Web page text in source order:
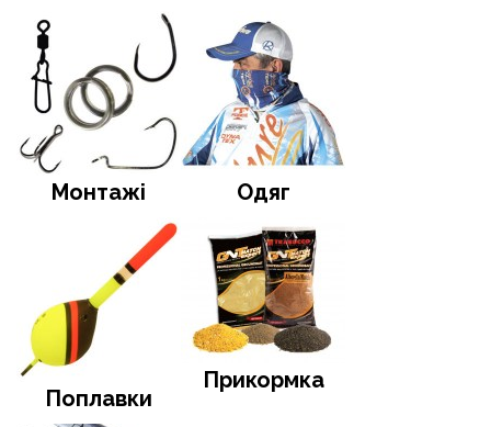
Монтажі Одяг
Поплавки
Прикормка